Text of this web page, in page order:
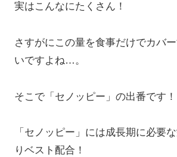
実はこんなにたくさん！
さすがにこの量を食事だけでカバ
いですよね…。
そこで「セノッピー」の出番です！
「セノッピー」には成長期に必要
りベスト配合！